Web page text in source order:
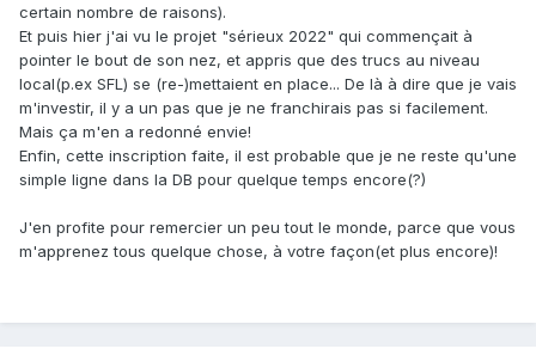
certain nombre de raisons).
Et puis hier j'ai vu le projet "sérieux 2022" qui commençait à
pointer le bout de son nez, et appris que des trucs au niveau
local(p.ex SFL) se (re-)mettaient en place... De là à dire que je vais
m'investir, il y a un pas que je ne franchirais pas si facilement.
Mais ça m'en a redonné envie!
Enfin, cette inscription faite, il est probable que je ne reste qu'une
simple ligne dans la DB pour quelque temps encore(?)
J'en profite pour remercier un peu tout le monde, parce que vous
m'apprenez tous quelque chose, à votre façon(et plus encore)!